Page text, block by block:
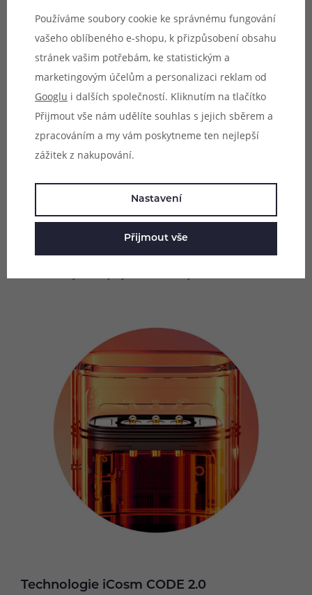
Pro naprosto bezchybné a přesné žhavení a snadné
přepínání výstupního režimu je model VooPoo Argus G4
vybaven hned třemi kontaktními piny na slotu pro vložení
cartridge. Každý potah tak reaguje okamžitě, je
Technologie iCosm CODE 2.0
Používáme soubory cookie ke správnému fungování
vašeho oblíbeného e-shopu, k přizpůsobení obsahu
stránek vašim potřebám, ke statistickým a
marketingovým účelům a personalizaci reklam od
Googlu i dalších společností. Kliknutím na tlačítko
Přijmout vše nám udělíte souhlas s jejich sběrem a
zpracováním a my vám poskytneme ten nejlepší
zážitek z nakupování.
Nastavení
Přijmout vše